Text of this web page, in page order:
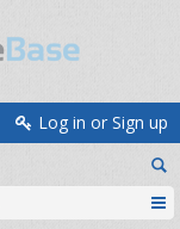
Log in or Sign up